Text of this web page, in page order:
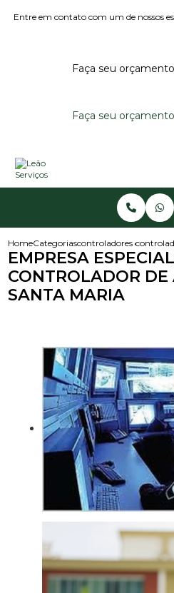
Entre em contato com um de nossos
Faça seu
Faça seu
HomeCategoriascontroladores de acesso
EMPRESA
CONTROLADOR DE
SANTA MARIA